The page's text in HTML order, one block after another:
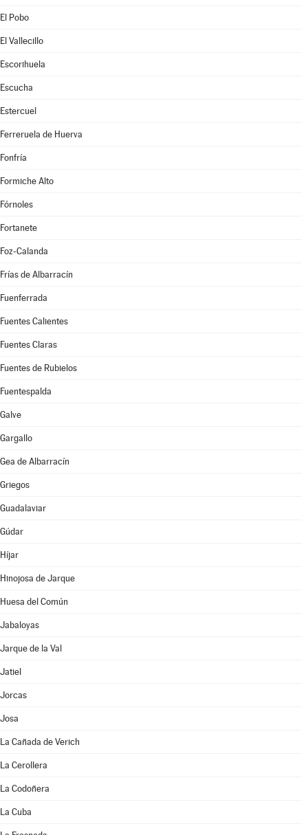
El Pobo
El Vallecillo
Escorihuela
Escucha
Estercuel
Ferreruela de Huerva
Fonfría
Formiche Alto
Fórnoles
Fortanete
Foz-Calanda
Frías de Albarracín
Fuenferrada
Fuentes Calientes
Fuentes Claras
Fuentes de Rubielos
Fuentespalda
Galve
Gargallo
Gea de Albarracín
Griegos
Guadalaviar
Gúdar
Híjar
Hinojosa de Jarque
Huesa del Común
Jabaloyas
Jarque de la Val
Jatiel
Jorcas
Josa
La Cañada de Verich
La Cerollera
La Codoñera
La Cuba